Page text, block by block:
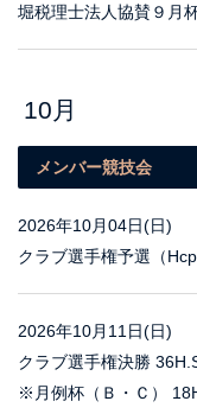
堀税理士法人協賛９月
10月
メンバー競技会
2026年10月04日(日)
クラブ選手権予選（
2026年10月11日(日)
クラブ選手権決勝
※月例杯（Ｂ・Ｃ）